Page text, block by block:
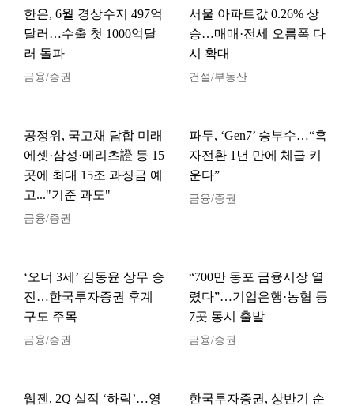
한은, 6월 경상수지 497억
달러…수출 첫 1000억달
러 돌파
금융/증권
서울 아파트값 0.26% 상
승…매매·전세 오름폭 다
시 확대
건설/부동산
공정위, 국고채 담합 미래
에셋·삼성·메리츠證 등 15
곳에 최대 15조 과징금 예
고..."기준 과도"
금융/증권
파두, ‘Gen7’ 승부수…“흑
자전환 1년 만에 체급 키
운다”
금융/증권
‘오너 3세’ 김동윤 상무 승
진…한국투자증권 후계
구도 주목
금융/증권
“700만 동포 금융시장 열
렸다”…기업은행·농협 등
7곳 동시 출발
금융/증권
웹젠, 2Q 실적 ‘하락’…영
한국투자증권, 상반기 순